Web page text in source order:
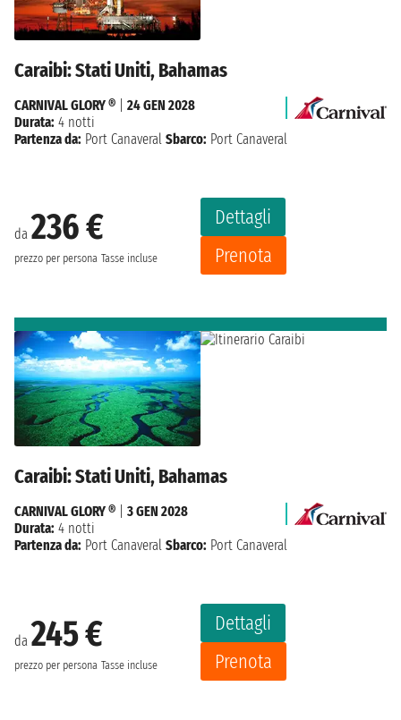
Caraibi: Stati Uniti, Bahamas
da 236 €
prezzo per persona Tasse incluse
Dettagli
Prenota
CARNIVAL GLORY ®
24 GEN 2028
Durata: 4 notti
Partenza da: Port Canaveral Sbarco: Port Canaveral
Caraibi: Stati Uniti, Bahamas
da 245 €
prezzo per persona Tasse incluse
Dettagli
Prenota
CARNIVAL GLORY ®
3 GEN 2028
Durata: 4 notti
Partenza da: Port Canaveral Sbarco: Port Canaveral